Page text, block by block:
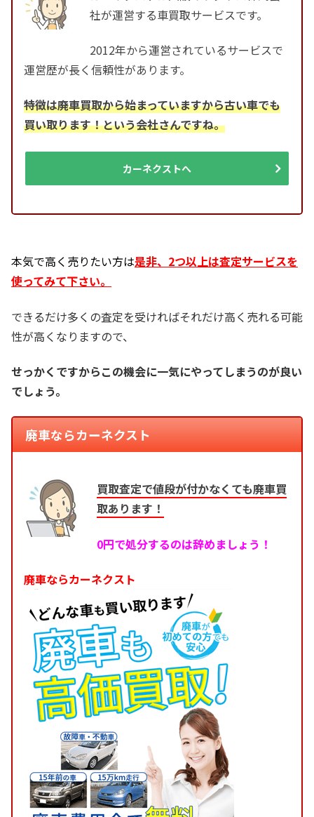
社が運営する車買取サービスです。
2012年から運営されているサービスで
運営歴が長く信頼性があります。
特徴は廃車買取から始まっていますから古い車でも
買い取ります！という会社さんですね。
カーネクストへ
本気で高く売りたい方は是非、2つ以上は査定サービスを
使ってみて下さい。
できるだけ多くの査定を受ければそれだけ高く売れる可能
性が高くなりますので、
せっかくですからこの機会に一気にやってしまうのが良い
でしょう。
廃車ならカーネクスト
買取査定で値段が付かなくても廃車買
取あります！
0円で処分するのは辞めましょう！
廃車ならカーネクスト